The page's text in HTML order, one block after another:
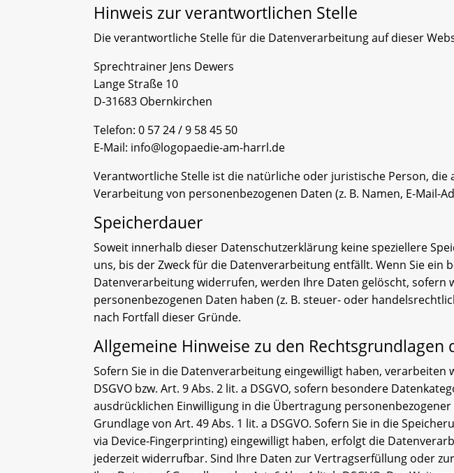
Hinweis zur verantwortlichen Stelle
Die verantwortliche Stelle für die Datenverarbeitung auf dieser
Sprechtrainer Jens Dewers
Lange Straße 10
D-31683 Obernkirchen
Telefon: 0 57 24 / 9 58 45 50
E-Mail: info@logopaedie-am-harrl.de
Verantwortliche Stelle ist die natürliche oder juristische Person,
Verarbeitung von personenbezogenen Daten (z. B. Namen, E-Mail-
Speicherdauer
Soweit innerhalb dieser Datenschutzerklärung keine speziellere
uns, bis der Zweck für die Datenverarbeitung entfällt. Wenn Sie
Datenverarbeitung widerrufen, werden Ihre Daten gelöscht,
personenbezogenen Daten haben (z. B. steuer- oder
nach Fortfall dieser Gründe.
Allgemeine Hinweise zu den
Sofern Sie in die Datenverarbeitung eingewilligt haben,
DSGVO bzw. Art. 9 Abs. 2 lit. a DSGVO, sofern besondere
ausdrücklichen Einwilligung in die Übertragung
Grundlage von Art. 49 Abs. 1 lit. a DSGVO. Sofern Sie in die
via Device-Fingerprinting) eingewilligt haben, erfolgt die
jederzeit widerrufbar. Sind Ihre Daten zur Vertragserfüllung oder